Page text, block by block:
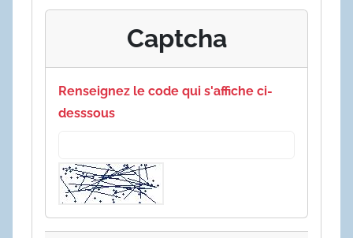
Captcha
Renseignez le code qui s'affiche ci-
desssous